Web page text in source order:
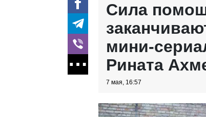
Сила
мини-
Рината
7 мая, 16:57